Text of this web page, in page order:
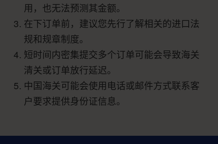
用，也无法预测其金额。
在下订单前，建议您先行了解相关的进口法
规和规章制度。
短时间内密集提交多个订单可能会导致海关
清关或订单放行延迟。
中国海关可能会使用电话或邮件方式联系客
户要求提供身份证信息。